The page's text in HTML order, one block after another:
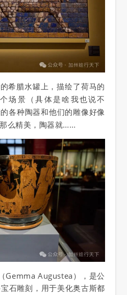
希腊水罐上，描绘了荷马的
场景（具体是啥我也说不
各种陶器和他们的雕像好像
么精美，陶器就……
Gemma Augustea），是公
石雕刻 ，用于美化奥古斯都